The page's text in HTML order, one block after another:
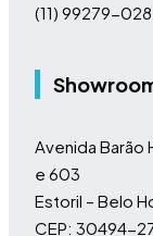
(11) 99279-
Avenida Barão
e 603
Estoril – Belo
CEP: 30494-